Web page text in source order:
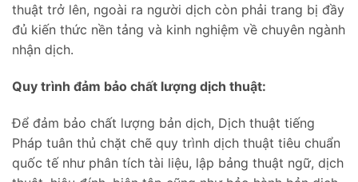
thuật trở lên, ngoài ra người dịch còn phải trang bị đầy
đủ kiến thức nền tảng và kinh nghiệm về chuyên ngành
nhận dịch.
Quy trình đảm bảo chất lượng dịch thuật:
Để đảm bảo chất lượng bản dịch, Dịch thuật tiếng
Pháp tuân thủ chặt chẽ quy trình dịch thuật tiêu chuẩn
quốc tế như phân tích tài liệu, lập bảng thuật ngữ, dịch